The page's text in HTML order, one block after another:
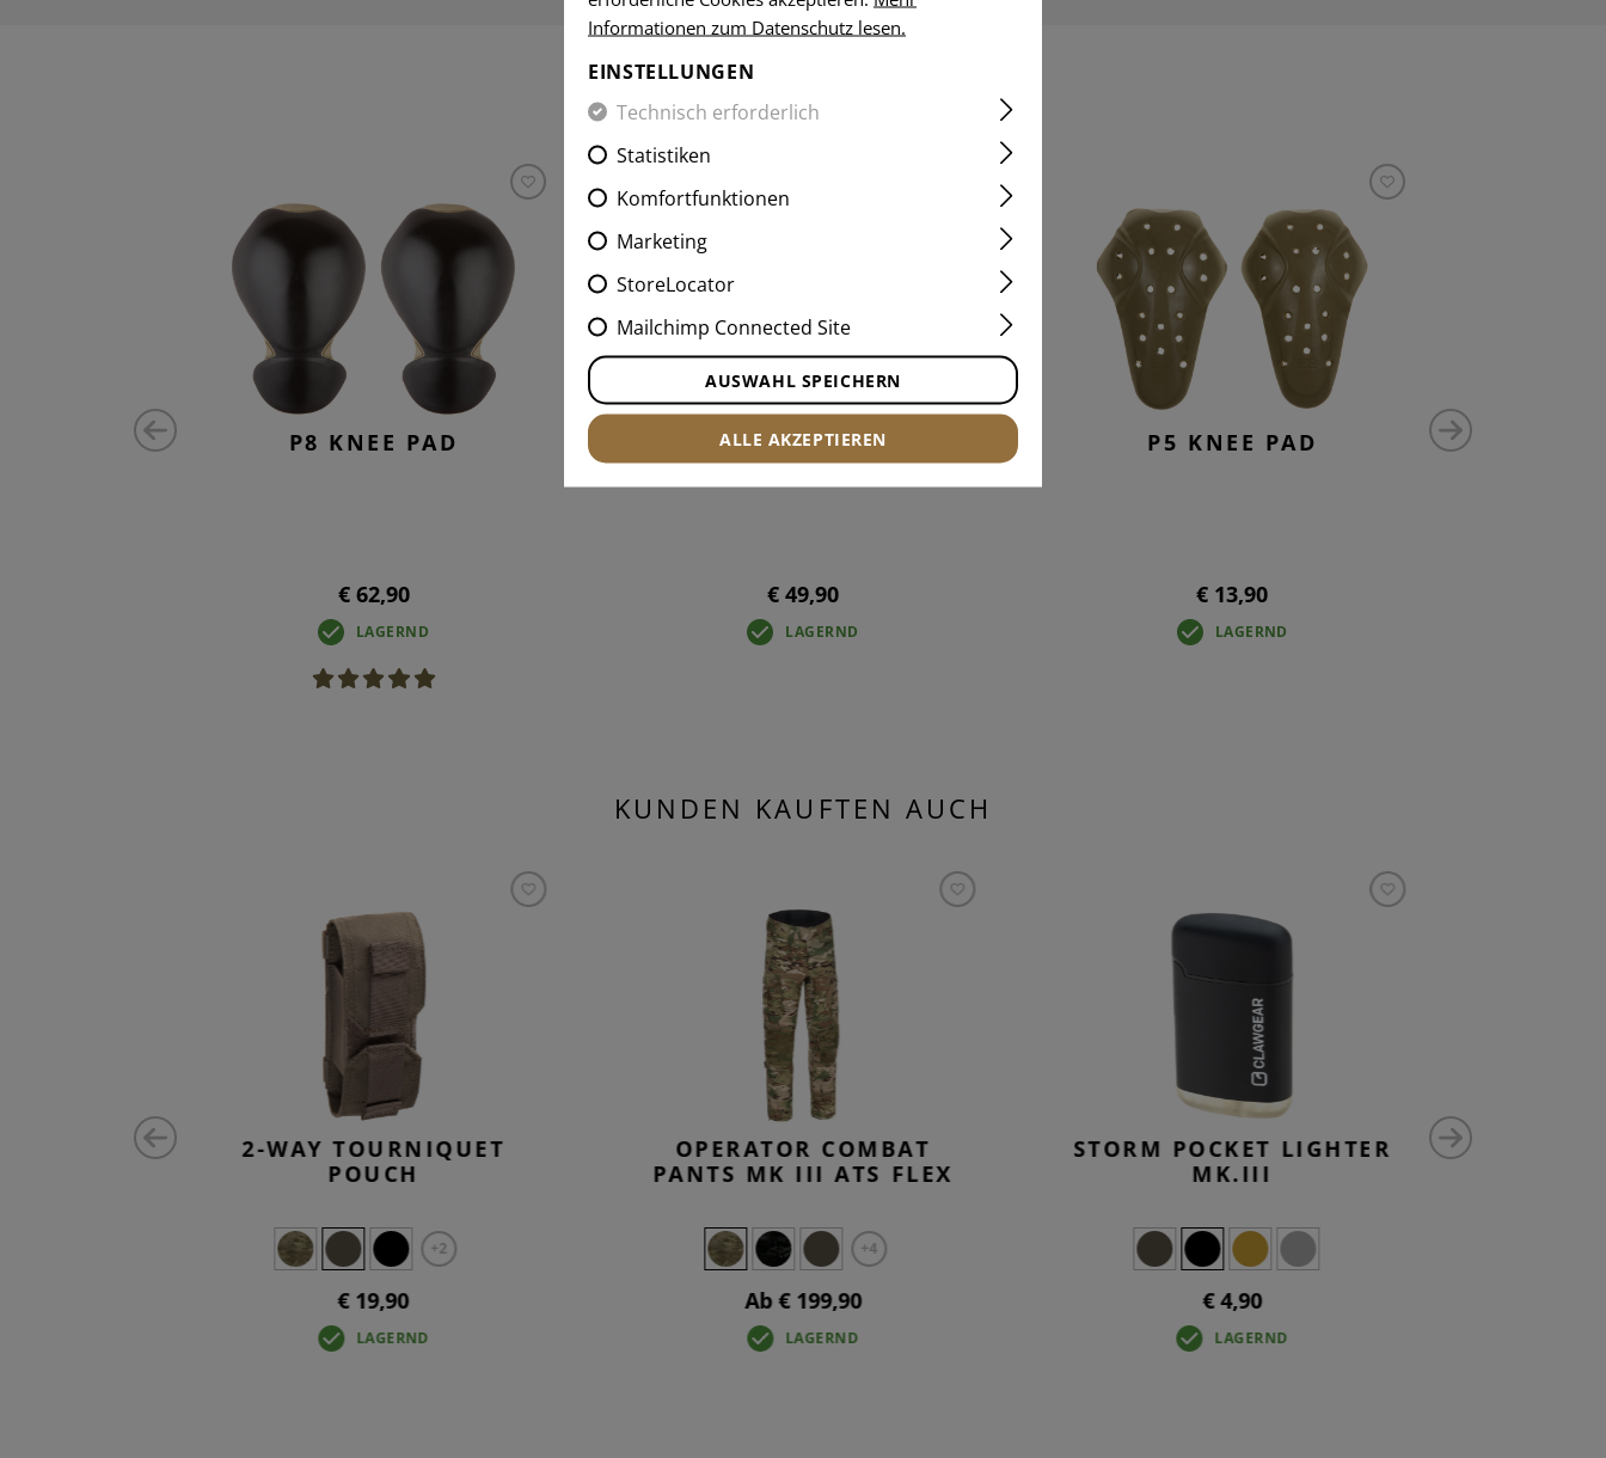
INTERESSANTE PRODUKTE
P8 KNEE PAD
€ 62,90
LAGERND
P7 KNEE PAD
€ 49,90
LAGERND
P5 KNEE PAD
€ 13,90
LAGERND
KUNDEN KAUFTEN AUCH
2-WAY TOURNIQUET
POUCH
+2
€ 19,90
LAGERND
OPERATOR COMBAT
PANTS MK III ATS FLEX
+4
Ab € 199,90
LAGERND
STORM POCKET LIGHTER
MK.III
€ 4,90
LAGERND
Informationen zum Datenschutz lesen.
EINSTELLUNGEN
Technisch erforderlich
Statistiken
Komfortfunktionen
Marketing
StoreLocator
Mailchimp Connected Site
AUSWAHL SPEICHERN
ALLE AKZEPTIEREN